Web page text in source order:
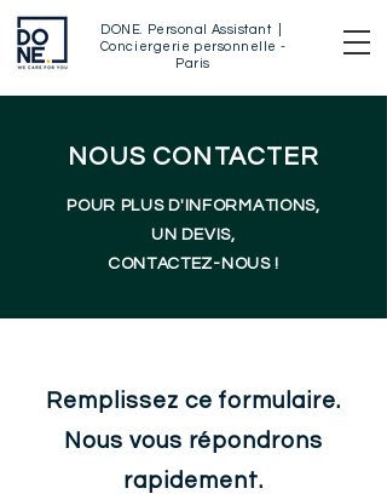
DONE
Personal Assistant |
Conciergerie personnelle -
Paris
NOUS CONTACTER
POUR PLUS D'INFORMATIONS,
UN DEVIS,
CONTACTEZ-NOUS !
Remplissez ce formulaire.
Nous vous répondrons
rapidement.